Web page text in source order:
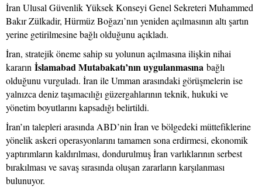
İran Ulusal Güvenlik Yüksek Konseyi Genel Sekreteri Muhammed
Bakır Zülkadir, Hürmüz Boğazı’nın yeniden açılmasının altı şartın
yerine getirilmesine bağlı olduğunu açıkladı.
İran, stratejik öneme sahip su yolunun açılmasına ilişkin nihai
kararın İslamabad Mutabakatı’nın uygulanmasına bağlı
olduğunu vurguladı. İran ile Umman arasındaki görüşmelerin ise
yalnızca deniz taşımacılığı güzergahlarının teknik, hukuki ve
yönetim boyutlarını kapsadığı belirtildi.
İran’ın talepleri arasında ABD’nin İran ve bölgedeki müttefiklerine
yönelik askeri operasyonlarını tamamen sona erdirmesi, ekonomik
yaptırımların kaldırılması, dondurulmuş İran varlıklarının serbest
bırakılması ve savaş sırasında oluşan zararların karşılanması
bulunuyor.